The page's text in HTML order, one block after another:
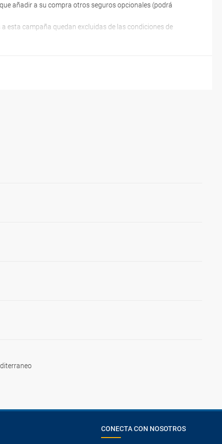
añadir a su compra otros seguros opcionales (podrá
esta campaña quedan excluidas de las condiciones de
CONECTA CON NOSOTROS